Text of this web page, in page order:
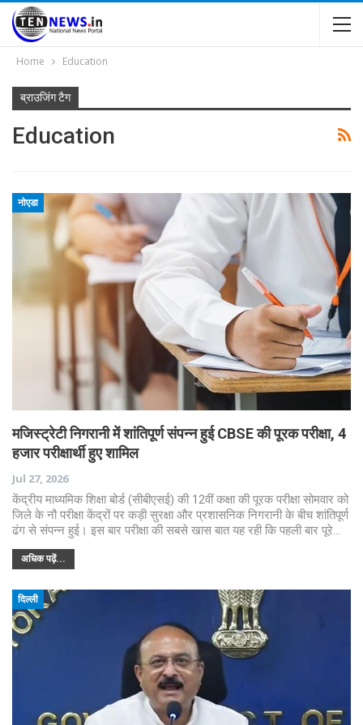
Home Education
ब्राउजिंग टैग
Education
नोएडा
मजिस्ट्रेटी निगरानी में शांतिपूर्ण संपन्न हुई CBSE की पूरक परीक्षा, 4
हजार परीक्षार्थी हुए शामिल
Jul 27, 2026
केंद्रीय माध्यमिक शिक्षा बोर्ड (सीबीएसई) की 12वीं कक्षा की पूरक परीक्षा सोमवार को
जिले के नौ परीक्षा केंद्रों पर कड़ी सुरक्षा और प्रशासनिक निगरानी के बीच शांतिपूर्ण
ढंग से संपन्न हुई। इस बार परीक्षा की सबसे खास बात यह रही कि पहली बार पूरे…
अधिक पढ़ें...
दिल्ली